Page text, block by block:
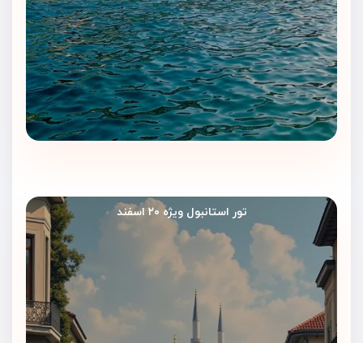
تور استانبول ویژه ۲۰ اسفند